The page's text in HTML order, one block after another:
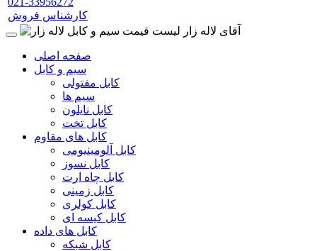
کارشناس فروش
صفحه اصلی
سیم و کابل
کابل مفتولی
سیم ها
کابل نایلون
کابل تخت
کابل های مقاوم
کابل آلومینیومی
کابل نسوز
کابل چاه ارت
کابل زمینی
کابل کولری
کابل کیسه ای
کابل های داده
کابل شبکه